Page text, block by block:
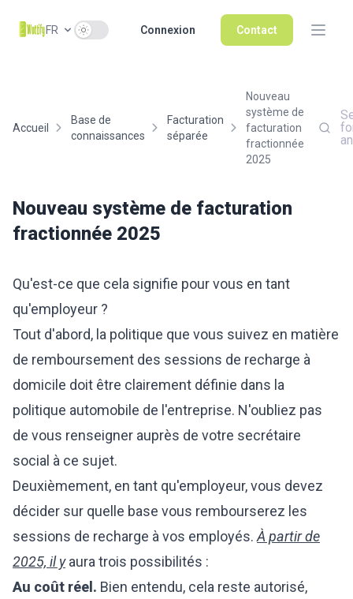
FR Use setting Connexion Contact
Accueil
Base de
connaissances
Facturation
séparée
Nouveau
système de
facturation
fractionnée
2025
Nouveau système de facturation
fractionnée 2025
Qu'est-ce que cela signifie pour vous en tant
qu'employeur ?
Tout d'abord, la politique que vous suivez en matière
de remboursement des sessions de recharge à
domicile doit être clairement définie dans la
politique automobile de l'entreprise. N'oubliez pas
de vous renseigner auprès de votre secrétaire
social à ce sujet.
Deuxièmement, en tant qu'employeur, vous devez
décider sur quelle base vous rembourserez les
sessions de recharge à vos employés. À partir de
2025, il yaura trois possibilités :
Au coût réel. Bien entendu, cela reste autorisé,